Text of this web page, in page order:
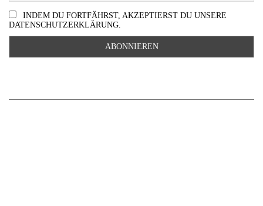
INDEM DU FORTFÄHRST, AKZEPTIERST DU UNSERE
DATENSCHUTZERKLÄRUNG.